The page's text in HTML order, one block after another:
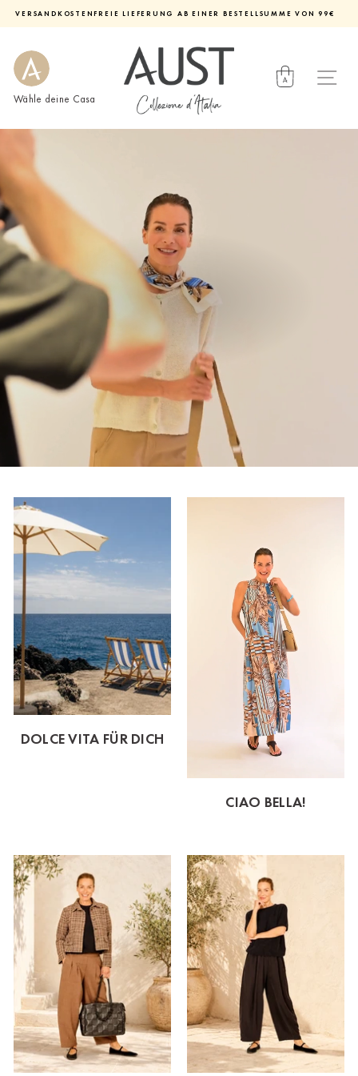
pausieren
VERSANDKOSTENFREIE LIEFERUNG AB EINER BESTELLSUMME VON 99€
Wähle deine Casa
DOLCE VITA FÜR DICH
CIAO BELLA!